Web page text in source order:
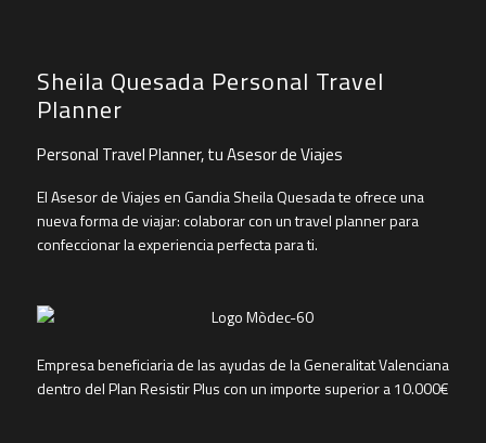
Sheila Quesada Personal Travel
Planner
Personal Travel Planner, tu Asesor de Viajes
El Asesor de Viajes en Gandia Sheila Quesada te ofrece una
nueva forma de viajar: colaborar con un travel planner para
confeccionar la experiencia perfecta para ti.
Empresa beneficiaria de las ayudas de la Generalitat Valenciana
dentro del Plan Resistir Plus con un importe superior a 10.000€